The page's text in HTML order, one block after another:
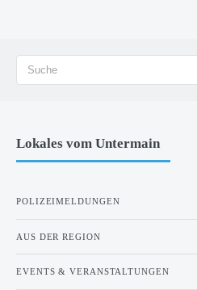
STADT AKTIVMagazin für
- Anzeige -
ZUR STARTSEITE
Lokales vom Untermain
POLIZEIMELDUNGEN
AUS DER REGION
EVENTS & VERANSTALTUNGEN